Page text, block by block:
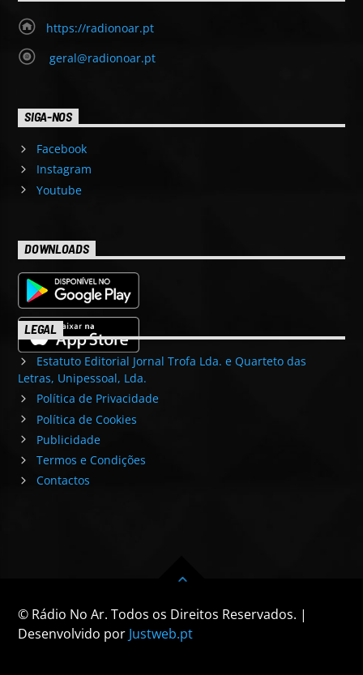
https://radionoar.pt
geral@radionoar.pt
SIGA-NOS
Facebook
Instagram
Youtube
DOWNLOADS
LEGAL
Estatuto Editorial Jornal Trofa Lda. e Quarteto das
Letras, Unipessoal, Lda.
Política de Privacidade
Política de Cookies
Publicidade
Termos e Condições
Contactos
© Rádio No Ar. Todos os Direitos Reservados. |
Desenvolvido por Justweb.pt